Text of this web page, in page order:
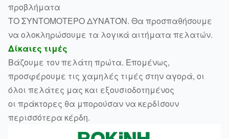
προβλήματα
ΤΟ ΣΥΝΤΟΜΟΤΕΡΟ ΔΥΝΑΤΌΝ. Θα προσπαθήσουμε
να ολοκληρώσουμε τα λογικά αιτήματα πελατών.
Δίκαιες τιμές
Βάζουμε τον πελάτη πρώτα. Επομένως,
προσφέρουμε τις χαμηλές τιμές στην αγορά, οι
όλοι πελάτες μας και εξουσιοδοτημένος
οι πράκτορες θα μπορούσαν να κερδίσουν
περισσότερα κέρδη.